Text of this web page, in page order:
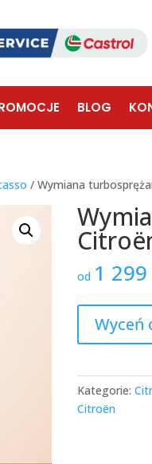
BLOG
/ Wymiana
od 1 299
Wyceń
Kategorie:
Citroën